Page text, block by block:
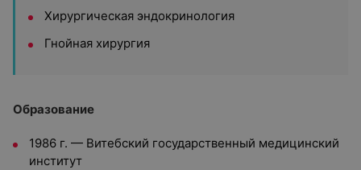
Хирургическая эндокринология
Гнойная хирургия
Образование
1986 г. — Витебский государственный медицинский
институт